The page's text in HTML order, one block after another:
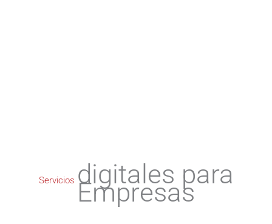
Servicios digitales para
Empresas